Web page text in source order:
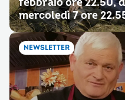
mercoledì 7 ore
NEWSLETTER